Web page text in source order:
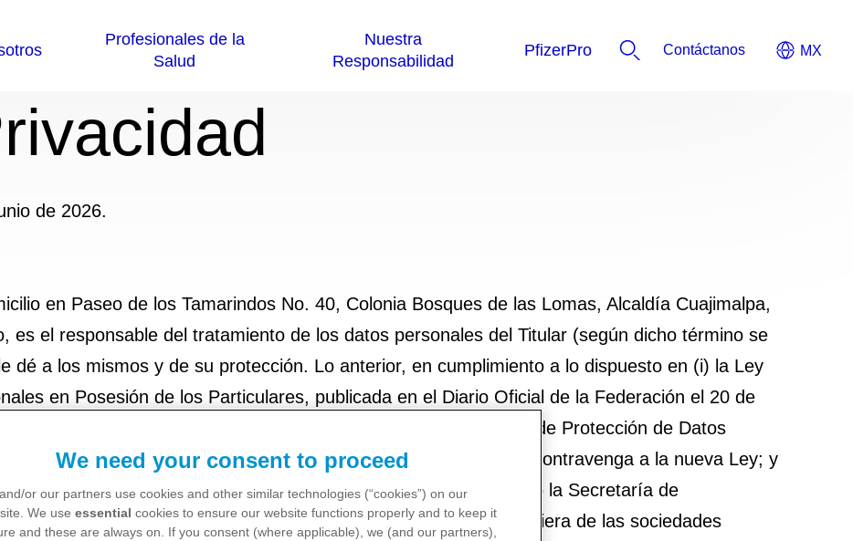
Contáctanos
de 2026.
en Paseo de los Tamarindos No. 40, Colonia Bosques de las Lomas, Alcaldía Cuajimalpa,
es el responsable del tratamiento de los datos personales del Titular (según dicho término se
dé a los mismos y de su protección. Lo anterior, en cumplimiento a lo dispuesto en (i) la Ley
en Posesión de los Particulares, publicada en el Diario Oficial de la Federación el 20 de
marzo de 2025 (la "Ley"), (ii) el Reglamento de la Ley Federal de Protección de Datos
(el "Reglamento"), aplicable de manera transitoria en lo que no contravenga a la nueva Ley; y
(los "Lineamientos"), aplicables de forma transitoria en tanto la Secretaría de
disposiciones. El término "Pfizer" incluye también a cualquiera de las sociedades
We need your consent to proceed
or our partners use cookies and other similar technologies (“cookies”) on our
We use essential cookies to ensure our website functions properly and to keep it
and these are always on. If you consent (where applicable), we (and our partners),